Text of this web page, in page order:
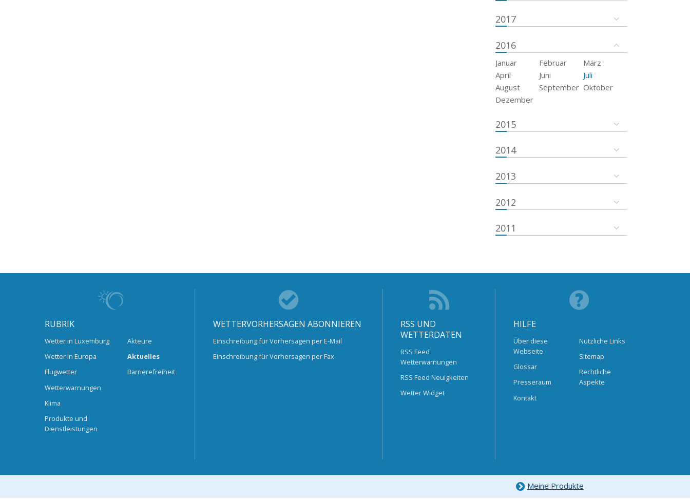
2017
2016
Januar Februar
März
April
Juni
Juli
August
September Oktober
Dezember
2015
2014
2013
2012
2011
RUBRIK
Wetter in Luxemburg
Wetter in Europa
Flugwetter
Wetterwarnungen
Klima
Produkte und
Dienstleistungen
Akteure
Aktuelles
Barrierefreiheit
WETTERVORHERSAGEN ABONNIEREN
Einschreibung für Vorhersagen per E-Mail
Einschreibung für Vorhersagen per Fax
RSS UND
WETTERDATEN
RSS Feed
Wetterwarnungen
RSS Feed Neuigkeiten
Wetter Widget
HILFE
Über diese
Webseite
Glossar
Presseraum
Kontakt
Nützliche Links
Sitemap
Rechtliche
Aspekte
Meine Produkte